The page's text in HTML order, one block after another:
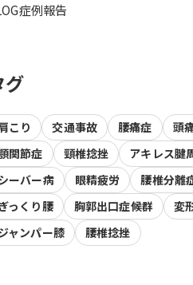
症例報告
グ
こり 交通事故 腰痛症 頭
関節症
頸椎捻挫
アキレス腱
ーバー病
眼精疲労 腰椎分離
っくり腰
胸郭出口症候群
変
ャンパー膝
腰椎捻挫